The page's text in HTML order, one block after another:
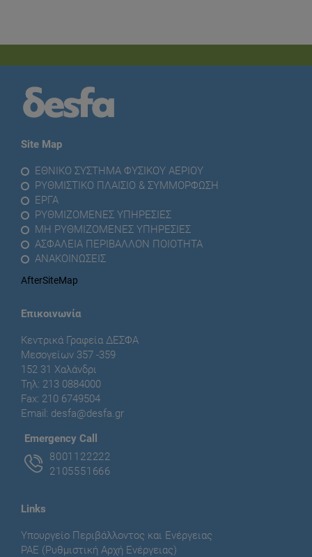
Site Map
ΕΘΝΙΚΟ ΣΥΣΤΗΜΑ ΦΥΣΙΚΟΥ ΑΕΡΙΟΥ
ΡΥΘΜΙΣΤΙΚΟ ΠΛΑΙΣΙΟ & ΣΥΜΜΟΡΦΩΣΗ
ΕΡΓΑ
ΡΥΘΜΙΖΟΜΕΝΕΣ ΥΠΗΡΕΣΙΕΣ
ΜΗ ΡΥΘΜΙΖΟΜΕΝΕΣ ΥΠΗΡΕΣΙΕΣ
ΑΣΦΑΛΕΙΑ ΠΕΡΙΒΑΛΛΟΝ ΠΟΙΟΤΗΤΑ
ΑΝΑΚΟΙΝΩΣΕΙΣ
AfterSiteMap
Επικοινωνία
Κεντρικά Γραφεία ΔΕΣΦΑ
Μεσογείων 357 -359
152 31 Χαλάνδρι
Τηλ: 213 0884000
Fax: 210 6749504
Email: desfa@desfa.gr
Εmergency Call
8001122222
2105551666
Links
Υπουργείο Περιβάλλοντος και Ενέργειας
ΡΑΕ (Ρυθμιστική Αρχή Ενέργειας)